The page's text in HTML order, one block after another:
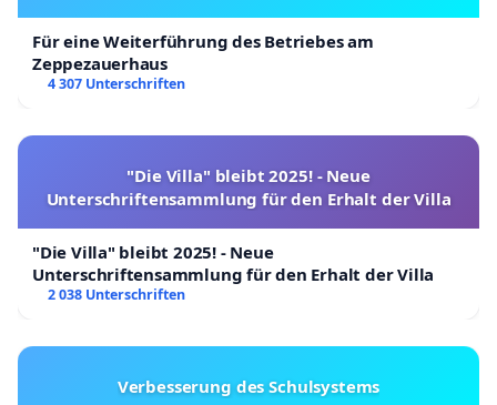
Sichere Verbindungen sind wichtig – doch Nutzer
brauchen wieder ein brauchbares Signal,
„beliebige Domain“ und „nachweislich verifiziertes
Unternehmen“ zu unterscheiden.
Für eine Weiterführung des Betriebes am
Zeppezauerhaus
4 307 Unterschriften
"Die Villa" bleibt 2025! - Neue
Unterschriftensammlung für den Erhalt der Villa
"Die Villa" bleibt 2025! - Neue
Unterschriftensammlung für den Erhalt der Villa
2 038 Unterschriften
Verbesserung des Schulsystems